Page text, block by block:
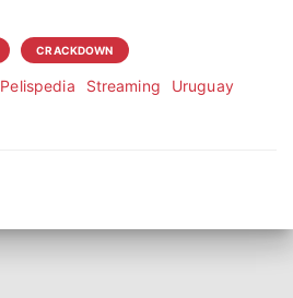
CRACKDOWN
Pelispedia Streaming Uruguay